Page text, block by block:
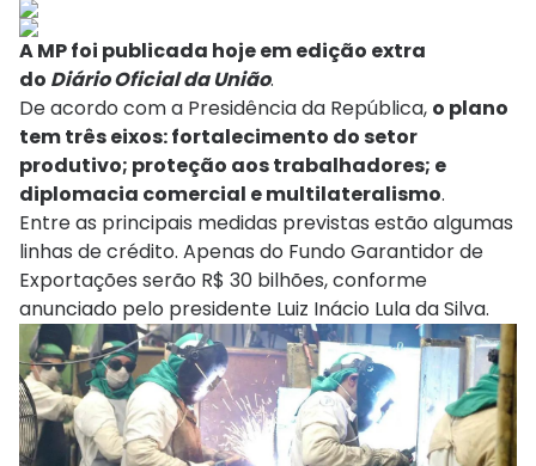
A MP foi publicada hoje em edição extra
do Diário Oficial da União.
De acordo com a Presidência da República, o plano
tem três eixos: fortalecimento do setor
produtivo; proteção aos trabalhadores; e
diplomacia comercial e multilateralismo.
Entre as principais medidas previstas estão algumas
linhas de crédito. Apenas do Fundo Garantidor de
Exportações serão R$ 30 bilhões, conforme
anunciado pelo presidente Luiz Inácio Lula da Silva.